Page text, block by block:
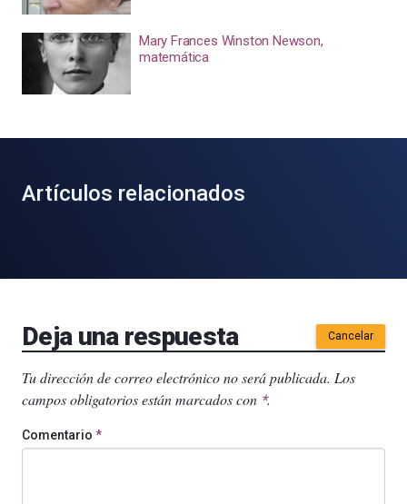
Mary Frances Winston Newson,
matemática
Artículos relacionados
Deja una respuesta Cancelar
Tu dirección de correo electrónico no será publicada. Los
campos obligatorios están marcados con *.
Comentario *